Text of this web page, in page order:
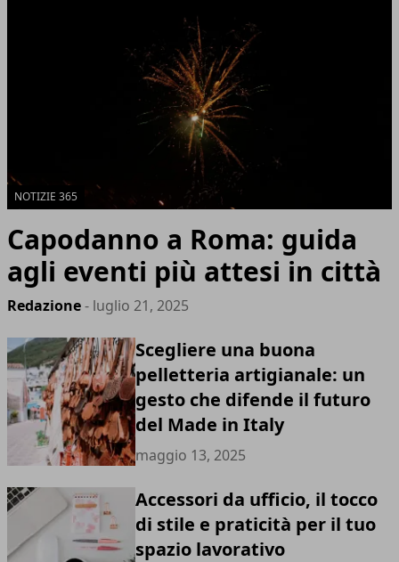
NOTIZIE 365
Capodanno a Roma: guida
agli eventi più attesi in città
Redazione- luglio 21, 2025
Scegliere una buona
pelletteria artigianale: un
gesto che difende il futuro
del Made in Italy
maggio 13, 2025
Accessori da ufficio, il tocco
di stile e praticità per il tuo
spazio lavorativo